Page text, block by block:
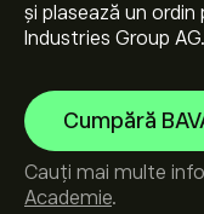
și plasează un ordin
Industries Group AG.
Cumpără
Cauți mai multe
Academie.